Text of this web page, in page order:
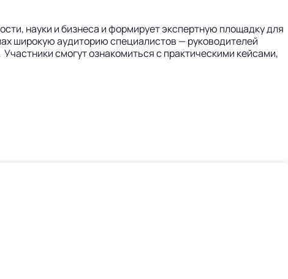
науки и бизнеса и формирует экспертную площадку для
широкую аудиторию специалистов — руководителей
смогут ознакомиться с практическими кейсами,